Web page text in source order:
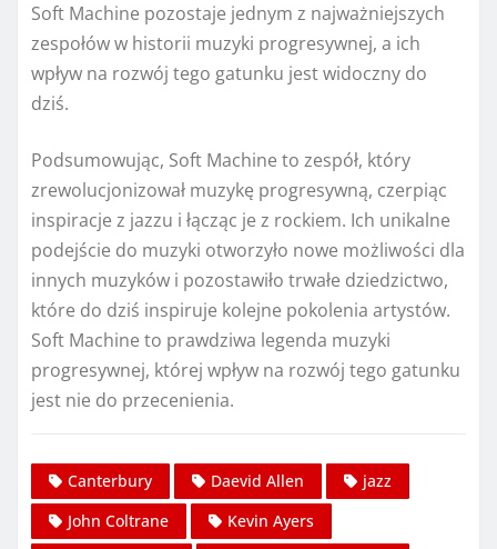
Soft Machine pozostaje jednym z najważniejszych
zespołów w historii muzyki progresywnej, a ich
wpływ na rozwój tego gatunku jest widoczny do
dziś.
Podsumowując, Soft Machine to zespół, który
zrewolucjonizował muzykę progresywną, czerpiąc
inspiracje z jazzu i łącząc je z rockiem. Ich unikalne
podejście do muzyki otworzyło nowe możliwości dla
innych muzyków i pozostawiło trwałe dziedzictwo,
które do dziś inspiruje kolejne pokolenia artystów.
Soft Machine to prawdziwa legenda muzyki
progresywnej, której wpływ na rozwój tego gatunku
jest nie do przecenienia.
Canterbury Daevid Allen
jazz
John Coltrane
Kevin Ayers